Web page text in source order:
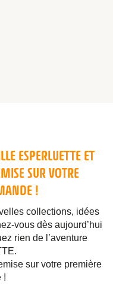
ESPERLUETTE ET
SUR VOTRE
!
collections, idées
vous dès aujourd’hui
rien de l’aventure
sur votre première
!